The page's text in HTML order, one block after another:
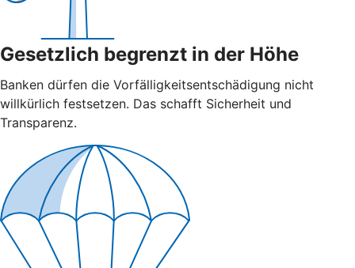
Gesetzlich begrenzt in der Höhe
Banken dürfen die Vorfälligkeitsentschädigung nicht
willkürlich festsetzen. Das schafft Sicherheit und
Transparenz.